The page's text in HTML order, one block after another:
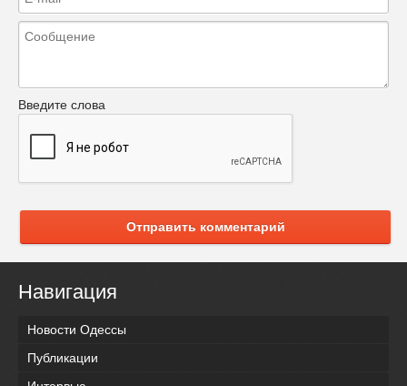
Введите слова
Отправить комментарий
Навигация
Новости Одессы
Публикации